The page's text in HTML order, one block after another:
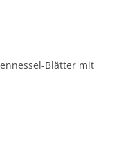
Blätter mit